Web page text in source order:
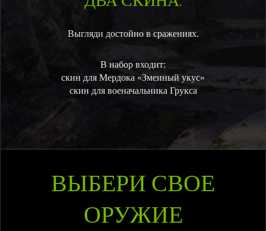
Выгляди достойно в сражениях.
В набор входит:
скин для Мердока «Змеиный укус»
скин для военачальника Грукса
ВЫБЕРИ СВОЕ
ОРУЖИЕ